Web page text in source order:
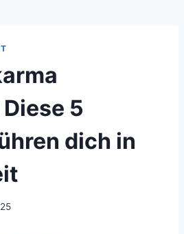
5
dich in